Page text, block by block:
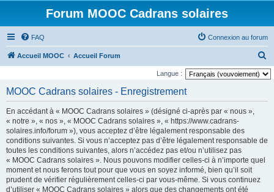
Forum MOOC Cadrans solaires
FAQ Connexion au forum
Accueil MOOC Accueil Forum
e
Langue :
MOOC Cadrans solaires - Enregistrement
En accédant à « MOOC Cadrans solaires » (désigné ci-après par « nous »,
« notre », « nos », « MOOC Cadrans solaires », « https://www.cadrans-
solaires.info/forum »), vous acceptez d’être légalement responsable des
conditions suivantes. Si vous n’acceptez pas d’être légalement responsable de
toutes les conditions suivantes, alors n’accédez pas et/ou n’utilisez pas
« MOOC Cadrans solaires ». Nous pouvons modifier celles-ci à n’importe quel
moment et nous ferons tout pour que vous en soyez informé, bien qu’il soit
prudent de vérifier régulièrement celles-ci par vous-même. Si vous continuez
d’utiliser « MOOC Cadrans solaires » alors que des changements ont été